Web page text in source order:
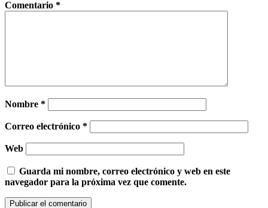
Comentario *
Nombre *
Correo electrónico *
Web
Guarda mi nombre, correo electrónico y web en este
navegador para la próxima vez que comente.